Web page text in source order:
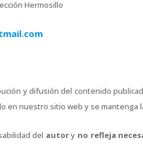
Hermosillo
y difusión del contenido
en nuestro sitio web y se mantenga
del autory no refleja